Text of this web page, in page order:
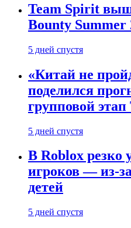
Team Spirit
Bounty Summer
5 дней спустя
«Китай не
поделился
групповой
5 дней спустя
В Roblox резко
игроков — из-
детей
5 дней спустя